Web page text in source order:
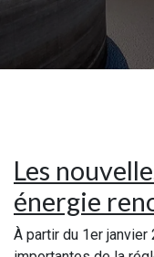
Les
énergie
À partir du 1er